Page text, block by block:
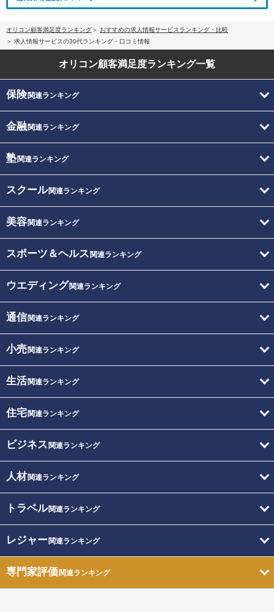
オリコン顧客満足度ランキング
おすすめの求人情報サービスランキング・比較
求人情報サービスの30代ランキング・口コミ情報
オリコン顧客満足度ランキング一覧
保険関連ランキング
金融関連ランキング
塾関連ランキング
スクール関連ランキング
美容関連ランキング
スポーツ＆ヘルス 関連ランキング
ウエディング関連ランキング
通信関連ランキング
小売関連ランキング
生活関連ランキング
住宅関連ランキング
ビジネス 関連ランキング
人材関連ランキング
トラベル関連ランキング
レジャー関連ランキング
専門家評価関連ランキング